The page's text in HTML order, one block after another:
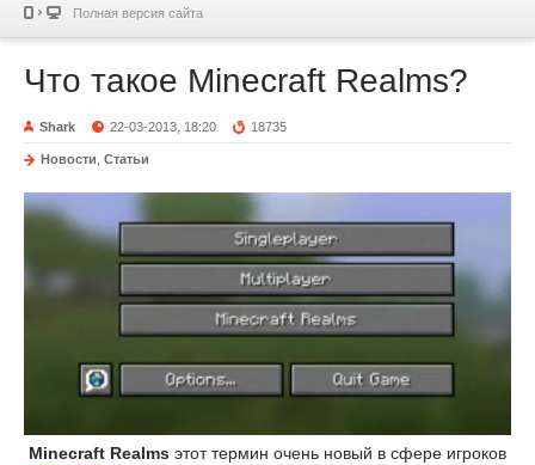
Полная версия сайта
Что такое Minecraft Realms?
Shark 22-03-2013, 18:20 18735
Новости Статьи
Minecraft Realms этот термин очень новый в сфере игроков